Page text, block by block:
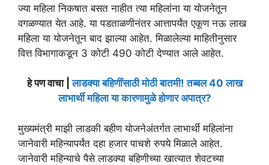
ज्या महिला निकषात बसत नाहीत त्या महिलांना या योजनेतून
वगळण्यात येत आहे. या पडताळणीनंतर आत्तापर्यंत एकूण नऊ लाख
महिला या योजनेतून बाद झाल्या आहेत. मिळालेल्या माहितीनुसार
वित्त विभागाकडून 3 कोटी 490 कोटी देण्यात आले आहेत.
हे पण वाचा |लाडक्या बहिणींसाठी मोठी बातमी! तब्बल 40 लाख
लाभार्थी महिला या कारणामुळे होणार अपात्र?
मुख्यमंत्री माझी लाडकी बहीण योजनेअंतर्गत लाभार्थी महिलांना
जानेवारी महिन्यापर्यंत दहा हजार पाचशे रुपये मिळाले आहेत.
जानेवारी महिन्याचे पैसे लाडक्या बहिणीच्या खात्यात शेवटच्या